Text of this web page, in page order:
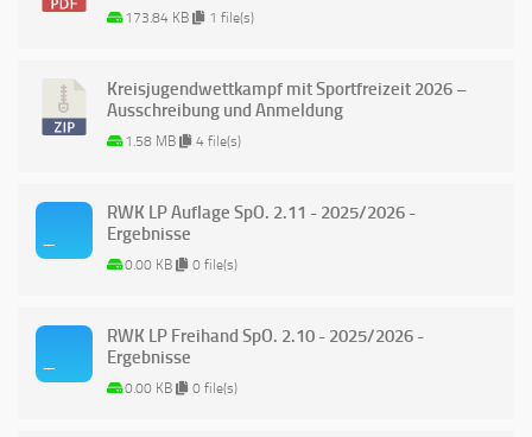
173.84 KB 1 file(s)
Kreisjugendwettkampf mit Sportfreizeit 2026 –
Ausschreibung und Anmeldung
1.58 MB 4 file(s)
RWK LP Auflage SpO. 2.11 - 2025/2026 -
Ergebnisse
0.00 KB 0 file(s)
RWK LP Freihand SpO. 2.10 - 2025/2026 -
Ergebnisse
0.00 KB 0 file(s)